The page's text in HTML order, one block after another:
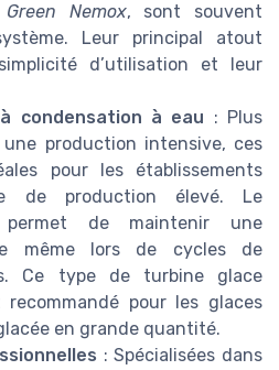
Green Nemox, sont souvent
Leur principal atout
d’utilisation et leur
condensation à eau : Plus
production intensive, ces
pour les établissements
de production élevé. Le
permet de maintenir une
même lors de cycles de
Ce type de turbine glace
recommandé pour les glaces
en grande quantité.
: Spécialisées dans